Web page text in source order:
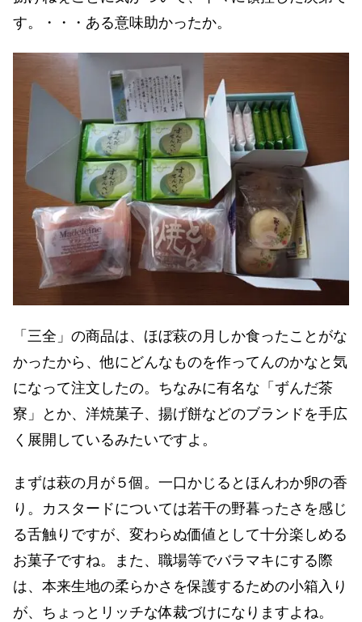
す。・・・ある意味助かったか。
「三全」の商品は、ほぼ萩の月しか食ったことがな
かったから、他にどんなものを作ってんのかなと気
になって注文したの。ちなみに有名な「ずんだ茶
寮」とか、洋焼菓子、揚げ餅などのブランドを手広
く展開しているみたいですよ。
まずは萩の月が５個。一口かじるとほんわか卵の香
り。カスタードについては若干の野暮ったさを感じ
る舌触りですが、変わらぬ価値として十分楽しめる
お菓子ですね。また、職場等でバラマキにする際
は、本来生地の柔らかさを保護するための小箱入り
が、ちょっとリッチな体裁づけになりますよね。